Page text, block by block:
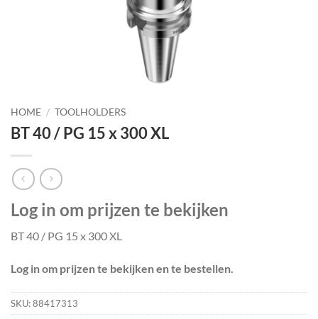
HOME / TOOLHOLDERS
BT 40 / PG 15 x 300 XL
Log in om prijzen te bekijken
BT 40 / PG 15 x 300 XL
Log in om prijzen te bekijken en te bestellen.
SKU:88417313